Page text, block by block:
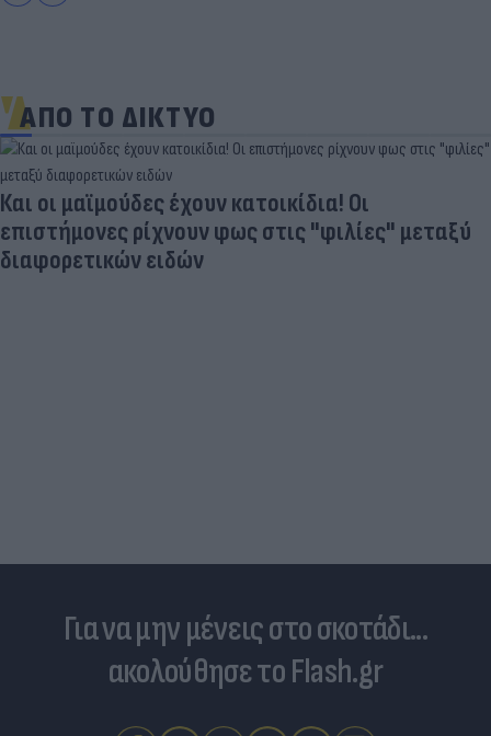
ΑΠΟ ΤΟ ΔΙΚΤΥΟ
Και οι μαϊμούδες έχουν κατοικίδια! Οι
επιστήμονες ρίχνουν φως στις "φιλίες" μεταξύ
διαφορετικών ειδών
Για να μην μένεις στο σκοτάδι...
ακολούθησε το Flash.gr